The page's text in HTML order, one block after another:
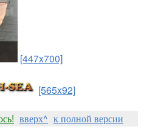
[447x700]
[565x92]
вверх^ к полной версии